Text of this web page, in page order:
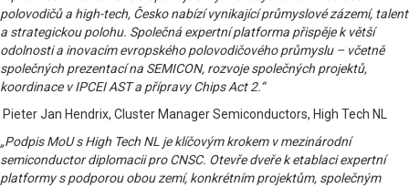
polovodičů a high-tech, Česko nabízí vynikající průmyslové zázemí, talent
a strategickou polohu. Společná expertní platforma přispěje k větší
odolnosti a inovacím evropského polovodičového průmyslu – včetně
společných prezentací na SEMICON, rozvoje společných projektů,
koordinace v IPCEI AST a přípravy Chips Act 2.“
Pieter Jan Hendrix, Cluster Manager Semiconductors, High Tech NL
„Podpis MoU s High Tech NL je klíčovým krokem v mezinárodní
semiconductor diplomacii pro CNSC. Otevře dveře k etablaci expertní
platformy s podporou obou zemí, konkrétním projektům, společným